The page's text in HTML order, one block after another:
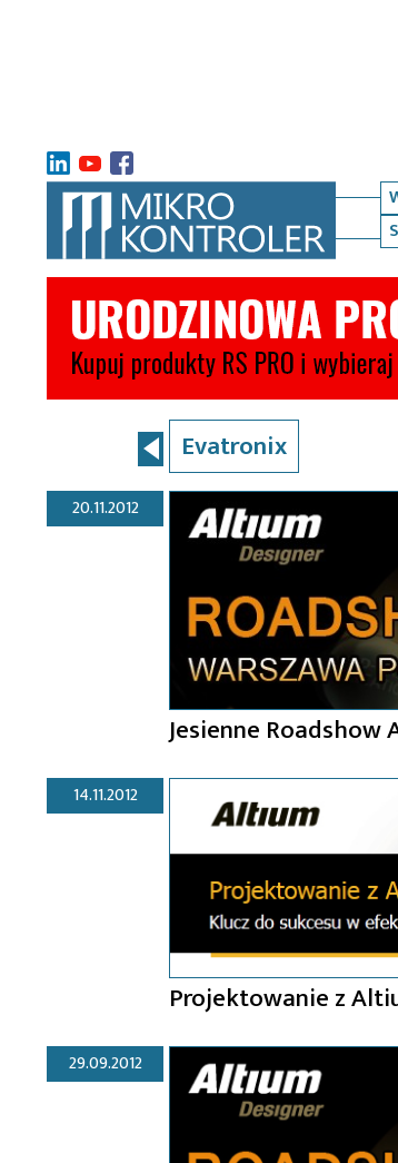
Evatronix
20.11.2012
Jesienne
14.11.2012
Projektowanie z
29.09.2012